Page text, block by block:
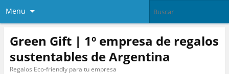
Menu
Green Gift | 1º empresa de regalos
sustentables de Argentina
Regalos Eco-friendly para tu empresa